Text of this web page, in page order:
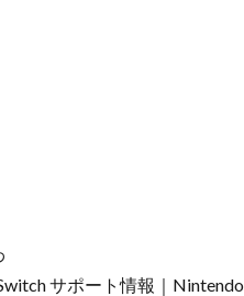
サポート情報｜Nintendo